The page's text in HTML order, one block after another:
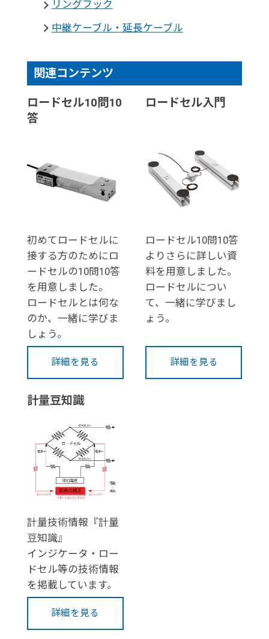
リングフック
中継ケーブル・延長ケーブル
関連コンテンツ
ロードセル10問10
答
初めてロードセルに
接する方のためにロ
ードセルの10問10答
を用意しました。
ロードセルとは何な
のか、一緒に学びま
しょう。
詳細を見る
ロードセル入門
ロードセル10問10答
よりさらに詳しい資
料を用意しました。
ロードセルについ
て、一緒に学びまし
ょう。
詳細を見る
計量豆知識
計量技術情報『計量
豆知識』
インジケータ・ロー
ドセル等の技術情報
を掲載しています。
詳細を見る